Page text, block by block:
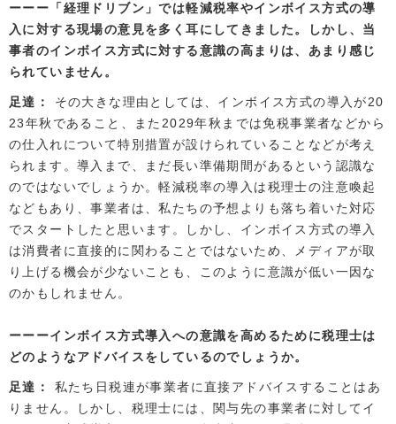
「経理ドリブン」では軽減税率やインボイス方式の導
入に対する現場の意見を多く耳にしてきました。しかし、当
事者のインボイス方式に対する意識の高まりは、あまり感じ
られていません。
足達
その大きな理由としては、インボイス方式の導入が20
23年秋であること、また2029年秋までは免税事業者などから
の仕入れについて特別措置が設けられていることなどが考え
られます。導入まで、まだ長い準備期間があるという認識な
のではないでしょうか。軽減税率の導入は税理士の注意喚起
などもあり、事業者は、私たちの予想よりも落ち着いた対応
でスタートしたと思います。しかし、インボイス方式の導入
は消費者に直接的に関わることではないため、メディアが取
り上げる機会が少ないことも、このように意識が低い一因な
のかもしれません。
インボイス方式導入への意識を高めるために税理士は
どのようなアドバイスをしているのでしょうか。
足達
私たち日税連が事業者に直接アドバイスすることはあ
りません。しかし、税理士には、関与先の事業者に対してイ